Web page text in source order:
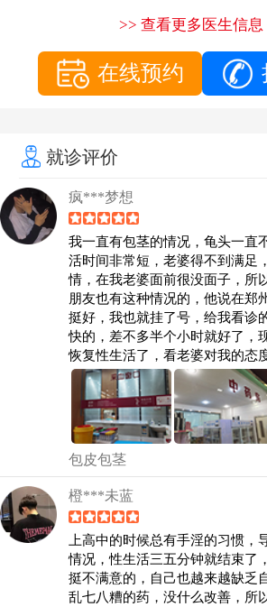
>> 查看更多医生信息
在线预约
就诊评价
疯***梦想
我一直有包茎的情况，龟头一直
活时间非常短，老婆得不到满足
情，在我老婆面前很没面子，所
朋友也有这种情况的，他说在郑
挺好，我也就挂了号，给我看诊
快的，差不多半个小时就好了，
恢复性生活了，看老婆对我的态
包皮包茎
橙***未蓝
上高中的时候总有手淫的习惯，
情况，性生活三五分钟就结束了
挺不满意的，自己也越来越缺乏
乱七八糟的药，没什么改善，所